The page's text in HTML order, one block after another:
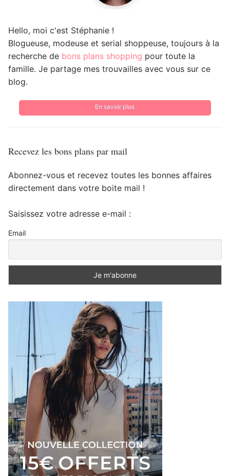
Hello, moi c'est Stéphanie !
Blogueuse, modeuse et serial shoppeuse, toujours à la
recherche de bons plans shopping pour toute la
famille. Je partage mes trouvailles avec vous sur ce
blog.
En savoir plus
Recevez les bons plans par mail
Abonnez-vous et recevez toutes les bonnes affaires
directement dans votre boite mail !
Saisissez votre adresse e-mail :
Email